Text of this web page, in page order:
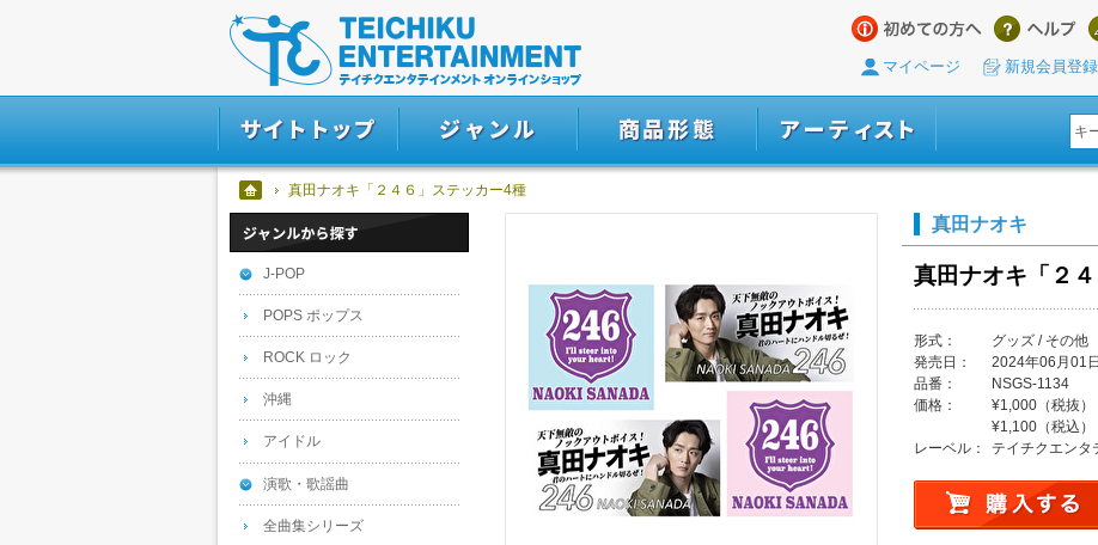
マイページ 新規会員登録
真田ナオキ「２４６」ステッカー4種
真田ナオキ
真田ナオキ「２
形式：
グッズ / その他
発売日：
2024年06月01日
品番：
NSGS-1134
価格：
¥1,000（税抜）
¥1,100（税込）
レーベル：
テイチクエンタ
J-POP
POPS ポップス
ROCK ロック
沖縄
アイドル
演歌・歌謡曲
全曲集シリーズ